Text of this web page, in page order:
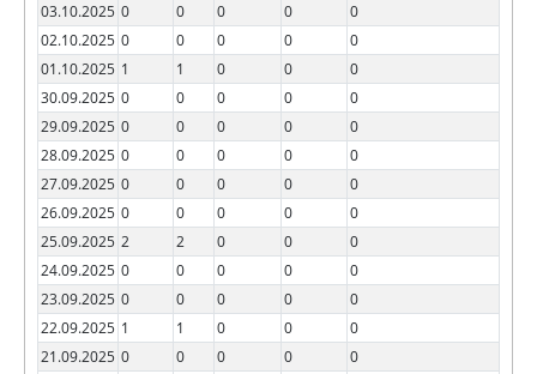
03.10.2025 0 0 0 0
0
02.10.2025 0 0 0 0
0
01.10.2025 1 1 0 0
0
30.09.2025 0 0 0 0
0
29.09.2025 0 0 0 0
0
28.09.2025 0 0 0 0
0
27.09.2025 0 0 0 0
0
26.09.2025 0 0 0 0
0
25.09.2025 2 2 0 0
0
24.09.2025 0 0 0 0
0
23.09.2025 0 0 0 0
0
22.09.2025 1 1 0 0
0
21.09.2025 0 0 0 0
0